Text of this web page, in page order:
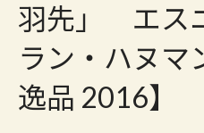
羽先」 エス
ラン・ハヌマ
逸品 2016】